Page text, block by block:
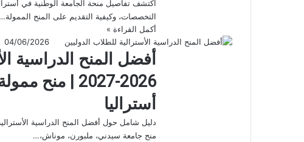
التخصصات، وكيفية التقديم على المنح الممولة…
أكمل القراءة »
04/06/2026
أفضل المنح الدراسية
2026-2027 |
أستراليا
منح جامعة سيدني، ملبورن، موناش،…